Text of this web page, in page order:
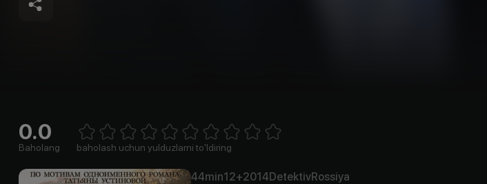
0.0
Baholang 1 Star2 Stars3 Stars4 Stars5 Stars6 Stars7 Stars8 Stars
baholash uchun yulduzlarni to'ldiring
44min12+2014DetektivRossiya